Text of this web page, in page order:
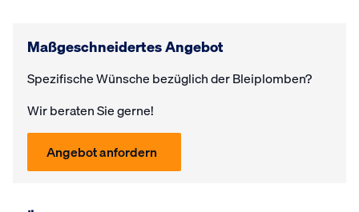
Maßgeschneidertes Angebot
Spezifische Wünsche bezüglich der Bleiplomben?
Wir beraten Sie gerne!
Angebot anfordern